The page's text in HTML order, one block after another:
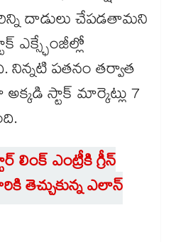
దాడులు చేపడతామని
ఎక్స్ఛేంజీల్లో
పతనం తర్వాత
స్టాక్ మార్కెట్లు 7
లింక్ ఎంట్రీకి గ్రీన్
తెచ్చుకున్న ఎలాన్